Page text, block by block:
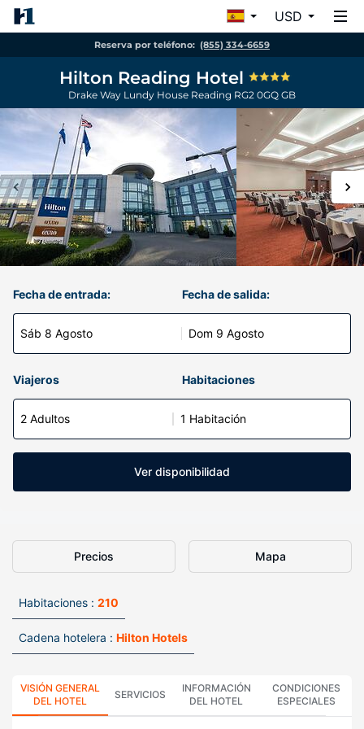
USD
Reserva por teléfono: (855) 334-6659
Hilton Reading Hotel
Drake Way Lundy House Reading RG2 0GQ GB
Fecha de entrada:
Sáb 8 Agosto
Fecha de salida:
Dom 9 Agosto
Viajeros Habitaciones
2 Adultos 1 Habitación
Ver disponibilidad
Precios Mapa
Habitaciones : 210
Cadena hotelera : Hilton Hotels
VISIÓN GENERAL
DEL HOTEL
SERVICIOS
INFORMACIÓN
DEL HOTEL
CONDICIONES
ESPECIALES